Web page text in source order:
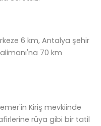
6 km, Antalya şehir
70 km
Kiriş mevkiinde
rüya gibi bir tatil